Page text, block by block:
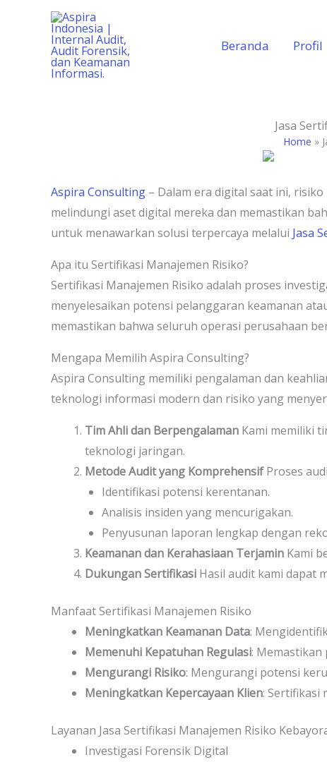
Beranda Profil
Jasa
Home »
Aspira Consulting – Dalam era digital saat ini,
melindungi aset digital mereka dan memastikan
untuk menawarkan solusi terpercaya melalui Jasa
Apa itu Sertifikasi Manajemen Risiko?
Sertifikasi Manajemen Risiko adalah proses
menyelesaikan potensi pelanggaran keamanan
memastikan bahwa seluruh operasi perusahaan
Mengapa Memilih Aspira Consulting?
Aspira Consulting memiliki pengalaman dan
teknologi informasi modern dan risiko yang
Tim Ahli dan Berpengalaman Kami memiliki
teknologi jaringan.
Metode Audit yang KomprehensifProses
Identifikasi potensi kerentanan.
Analisis insiden yang mencurigakan.
Penyusunan laporan lengkap dengan
Keamanan dan Kerahasiaan Terjamin Kami
Dukungan Sertifikasi Hasil audit kami dapat
Manfaat Sertifikasi Manajemen Risiko
Meningkatkan Keamanan Data:
Memenuhi Kepatuhan Regulasi:
Mengurangi Risiko: Mengurangi potensi
Meningkatkan Kepercayaan Klien: Sertifikasi
Layanan Jasa Sertifikasi Manajemen Risiko
Investigasi Forensik Digital